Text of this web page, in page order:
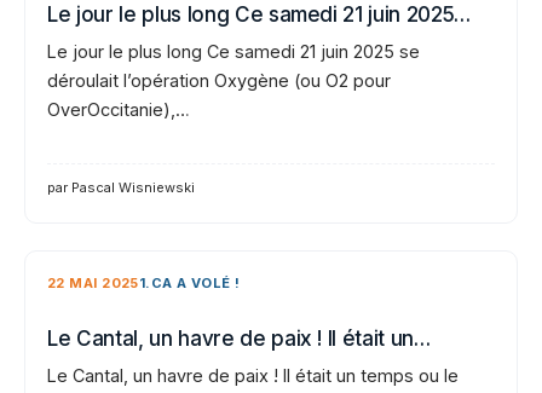
Le jour le plus long Ce samedi 21 juin 2025…
Le jour le plus long Ce samedi 21 juin 2025 se
déroulait l’opération Oxygène (ou O2 pour
OverOccitanie),…
par Pascal Wisniewski
22 MAI 20251.CA A VOLÉ !
Le Cantal, un havre de paix ! Il était un…
Le Cantal, un havre de paix ! Il était un temps ou le